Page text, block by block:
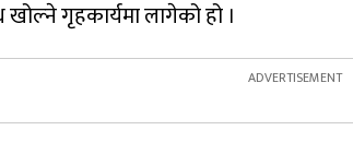
गृहकार्यमा लागेको हो ।